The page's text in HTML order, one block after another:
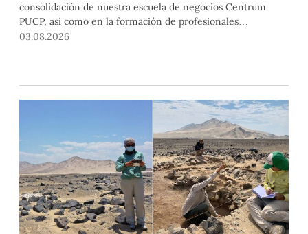
consolidación de nuestra escuela de negocios Centrum
PUCP, así como en la formación de profesionales
empresariales comprometidos con el país. Por todo ello,
03.08.2026